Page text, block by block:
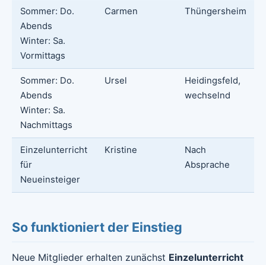
Sommer: Do.
Abends
Winter: Sa.
Vormittags
Carmen Thüngersheim
Sommer: Do.
Abends
Winter: Sa.
Nachmittags
Ursel
Heidingsfeld,
wechselnd
Einzelunterricht
für
Neueinsteiger
Kristine
Nach
Absprache
So funktioniert der Einstieg
Neue Mitglieder erhalten zunächst Einzelunterricht